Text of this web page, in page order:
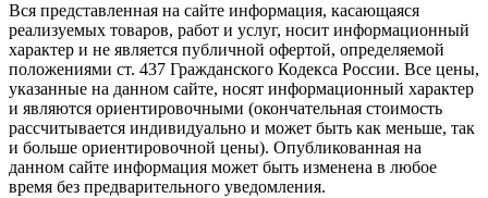
Вся представленная на сайте информация, касающаяся
реализуемых товаров, работ и услуг, носит информационный
характер и не является публичной офертой, определяемой
положениями ст. 437 Гражданского Кодекса России. Все цены,
указанные на данном сайте, носят информационный характер
и являются ориентировочными (окончательная стоимость
рассчитывается индивидуально и может быть как меньше, так
и больше ориентировочной цены). Опубликованная на
данном сайте информация может быть изменена в любое
время без предварительного уведомления.